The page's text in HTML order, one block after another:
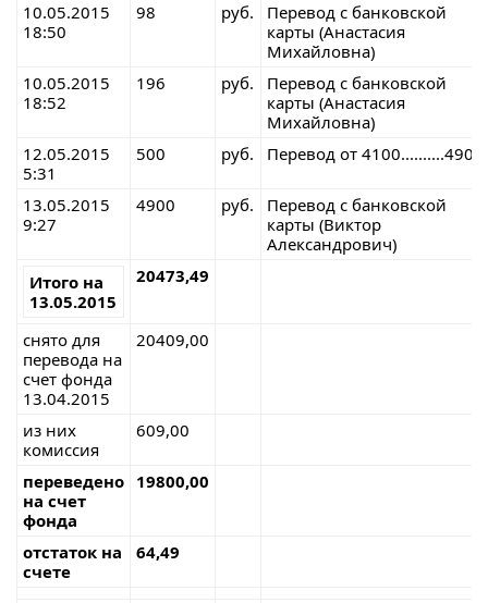
10.05.2015
18:50
98 руб.
Перевод с банковской
карты (Анастасия
Михайловна)
10.05.2015
18:52
196 руб.
Перевод с банковской
карты (Анастасия
Михайловна)
12.05.2015
5:31
500 руб. Перевод от 4100..........4906
13.05.2015
9:27
4900 руб.
Перевод с банковской
карты (Виктор
Александрович)
Итого на
13.05.2015
20473,49
снято для
перевода на
счет фонда
13.04.2015
20409,00
из них
комиссия
609,00
переведено
на счет
фонда
19800,00
отстаток на
счете
64,49